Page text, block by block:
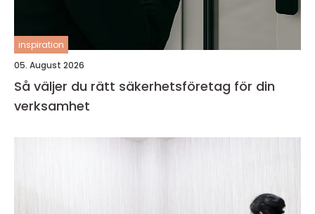
inspiration
05. August 2026
Så väljer du rätt säkerhetsföretag för din
verksamhet